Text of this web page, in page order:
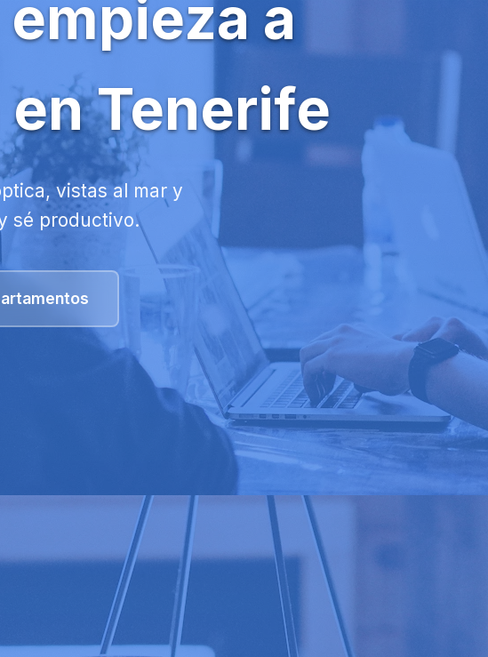
a
Tenerife
vistas al mar y
sé productivo.